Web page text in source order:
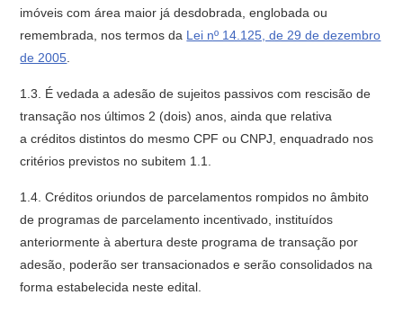
imóveis com área maior já desdobrada, englobada ou
remembrada, nos termos da Lei nº 14.125, de 29 de dezembro
de 2005
1.3. É vedada a adesão de sujeitos passivos com rescisão de
transação nos últimos 2 (dois) anos, ainda que relativa
a créditos distintos do mesmo CPF ou CNPJ, enquadrado nos
critérios previstos no subitem 1.1.
1.4. Créditos oriundos de parcelamentos rompidos no âmbito
de programas de parcelamento incentivado, instituídos
anteriormente à abertura deste programa de transação por
adesão, poderão ser transacionados e serão consolidados na
forma estabelecida neste edital.